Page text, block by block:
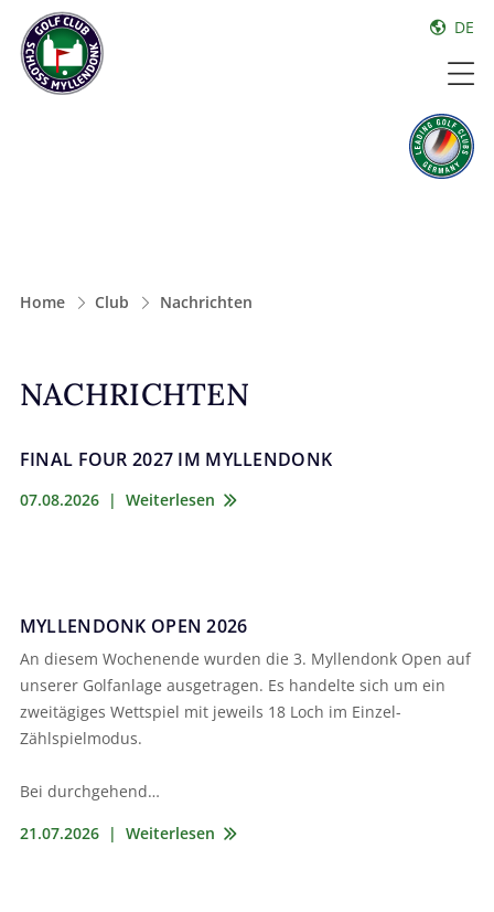
DE
Home Club Nachrichten
NACHRICHTEN
FINAL FOUR 2027 IM MYLLENDONK
07.08.2026 | Weiterlesen
MYLLENDONK OPEN 2026
An diesem Wochenende wurden die 3. Myllendonk Open auf
unserer Golfanlage ausgetragen. Es handelte sich um ein
zweitägiges Wettspiel mit jeweils 18 Loch im Einzel-
Zählspielmodus.
Bei durchgehend…
21.07.2026 | Weiterlesen